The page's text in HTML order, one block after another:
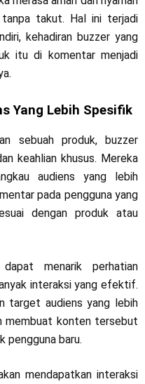
takut. Hal ini terjadi
kehadiran buzzer yang
itu di komentar menjadi
Yang Lebih Spesifik
sebuah produk, buzzer
keahlian khusus. Mereka
audiens yang lebih
pada pengguna yang
dengan produk atau
menarik perhatian
interaksi yang efektif.
target audiens yang lebih
membuat konten tersebut
pengguna baru.
mendapatkan interaksi